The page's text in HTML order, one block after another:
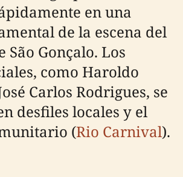
en una
de la escena del
São Gonçalo. Los
como Haroldo
Carlos Rodrigues, se
desfiles locales y el
(Rio Carnival).